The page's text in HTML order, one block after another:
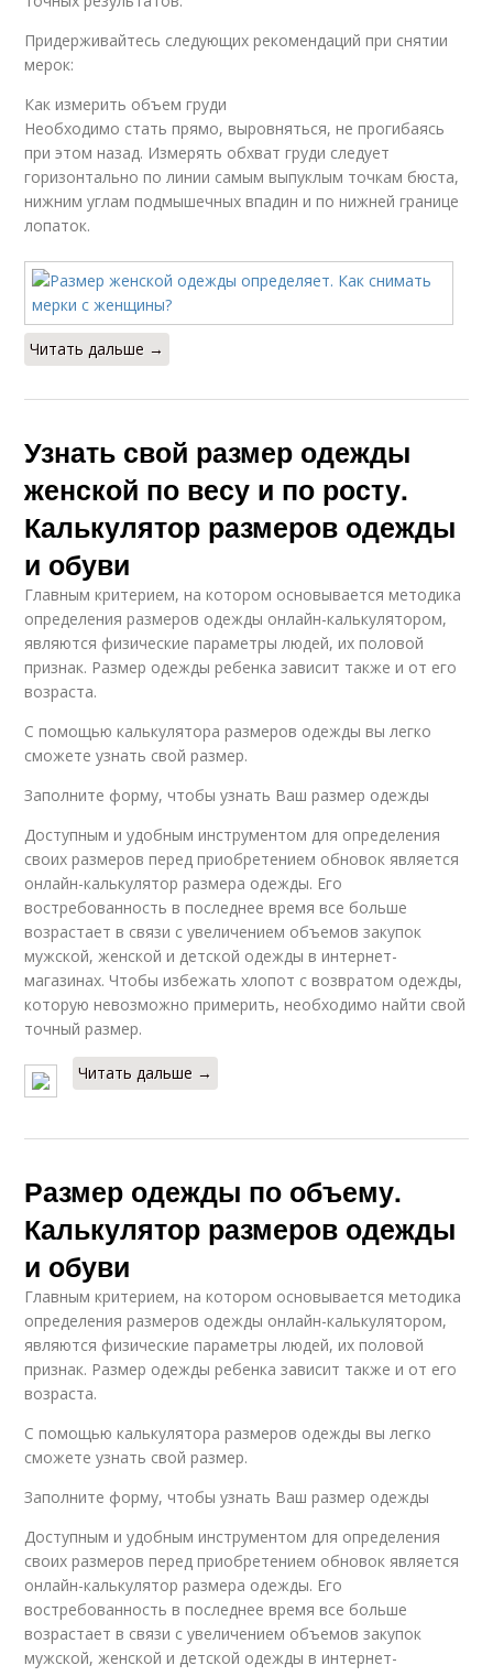
Придерживайтесь следующих рекомендаций при снятии
мерок:
Как измерить объем груди
Необходимо стать прямо, выровняться, не прогибаясь
при этом назад. Измерять обхват груди следует
горизонтально по линии самым выпуклым точкам бюста,
нижним углам подмышечных впадин и по нижней границе
лопаток.
Читать дальше →
Узнать свой размер одежды
женской по весу и по росту.
Калькулятор размеров одежды
и обуви
Главным критерием, на котором основывается методика
определения размеров одежды онлайн-калькулятором,
являются физические параметры людей, их половой
признак. Размер одежды ребенка зависит также и от его
возраста.
С помощью калькулятора размеров одежды вы легко
сможете узнать свой размер.
Заполните форму, чтобы узнать Ваш размер одежды
Доступным и удобным инструментом для определения
своих размеров перед приобретением обновок является
онлайн-калькулятор размера одежды. Его
востребованность в последнее время все больше
возрастает в связи с увеличением объемов закупок
мужской, женской и детской одежды в интернет-
магазинах. Чтобы избежать хлопот с возвратом одежды,
которую невозможно примерить, необходимо найти свой
точный размер.
Читать дальше →
Размер одежды по объему.
Калькулятор размеров одежды
и обуви
Главным критерием, на котором основывается методика
определения размеров одежды онлайн-калькулятором,
являются физические параметры людей, их половой
признак. Размер одежды ребенка зависит также и от его
возраста.
С помощью калькулятора размеров одежды вы легко
сможете узнать свой размер.
Заполните форму, чтобы узнать Ваш размер одежды
Доступным и удобным инструментом для определения
своих размеров перед приобретением обновок является
онлайн-калькулятор размера одежды. Его
востребованность в последнее время все больше
возрастает в связи с увеличением объемов закупок
мужской, женской и детской одежды в интернет-